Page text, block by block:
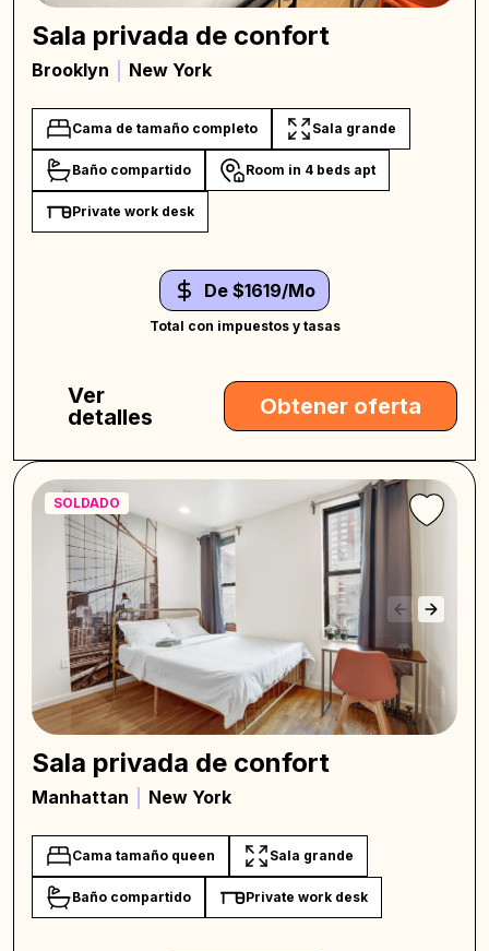
Sala privada de confort
Brooklyn New York
Cama de tamaño completo Sala grande
Baño compartido Room in 4 beds apt
Private work desk
De $1619/Mo
Total con impuestos y tasas
Ver
detalles
Obtener oferta
SOLDADO
Sala privada de confort
Manhattan New York
Cama tamaño queen Sala grande
Baño compartido Private work desk